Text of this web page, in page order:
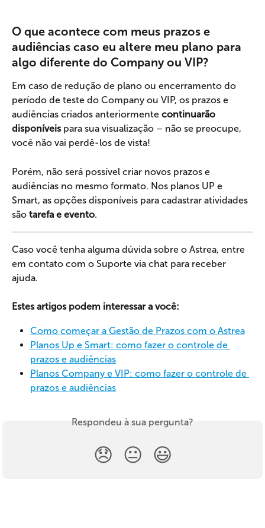
O que acontece com meus prazos e
audiências caso eu altere meu plano para
algo diferente do Company ou VIP?
Em caso de redução de plano ou encerramento do
período de teste do Company ou VIP, os prazos e
audiências criados anteriormente continuarão
disponíveis para sua visualização – não se preocupe,
você não vai perdê-los de vista!
Porém, não será possível criar novos prazos e
audiências no mesmo formato. Nos planos UP e
Smart, as opções disponíveis para cadastrar atividades
são tarefa e evento.
Caso você tenha alguma dúvida sobre o Astrea, entre
em contato com o Suporte via chat para receber
ajuda.
Estes artigos podem interessar a você:
Como começar a Gestão de Prazos com o Astrea
Planos Up e Smart: como fazer o controle de
prazos e audiências
Planos Company e VIP: como fazer o controle de
prazos e audiências
Respondeu à sua pergunta?
😞 😐 😃